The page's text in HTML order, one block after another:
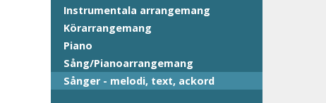
Instrumentala arrangemang
Körarrangemang
Piano
Sång/Pianoarrangemang
Sånger - melodi, text, ackord